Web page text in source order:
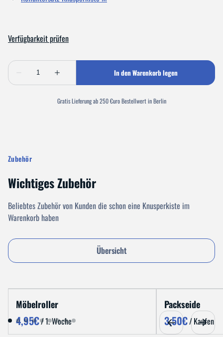
Gratis Lieferung ab 250 €uro Bestellwert in Berlin
Zubehör
Wichtiges Zubehör
Beliebtes Zubehör von Kunden die schon eine Knusperkiste im
Warenkorb haben
Übersicht
Möbelroller
/
Packseide
/